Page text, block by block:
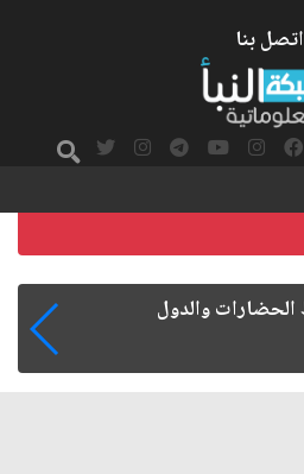
اتصل بنا
على صفيح ساخن